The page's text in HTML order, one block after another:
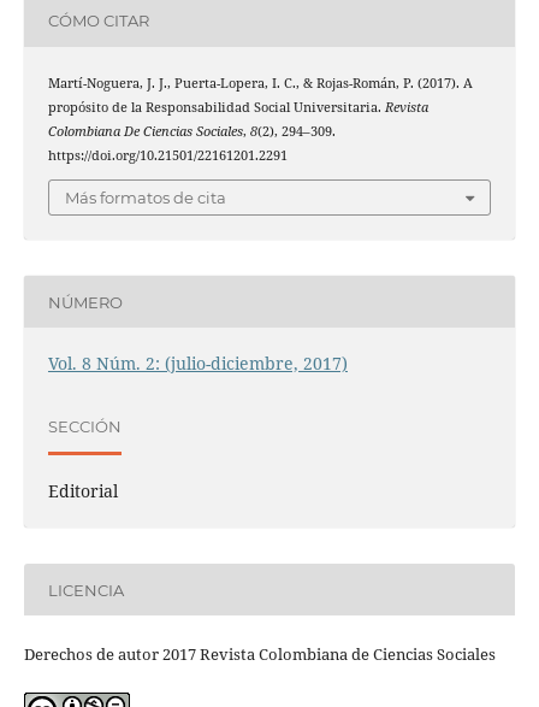
CÓMO CITAR
Martí-Noguera, J. J., Puerta-Lopera, I. C., & Rojas-Román, P. (2017). A
propósito de la Responsabilidad Social Universitaria. Revista
Colombiana De Ciencias Sociales, 8(2), 294–309.
https://doi.org/10.21501/22161201.2291
Más formatos de cita
NÚMERO
Vol. 8 Núm. 2: (julio-diciembre, 2017)
SECCIÓN
Editorial
LICENCIA
Derechos de autor 2017 Revista Colombiana de Ciencias Sociales